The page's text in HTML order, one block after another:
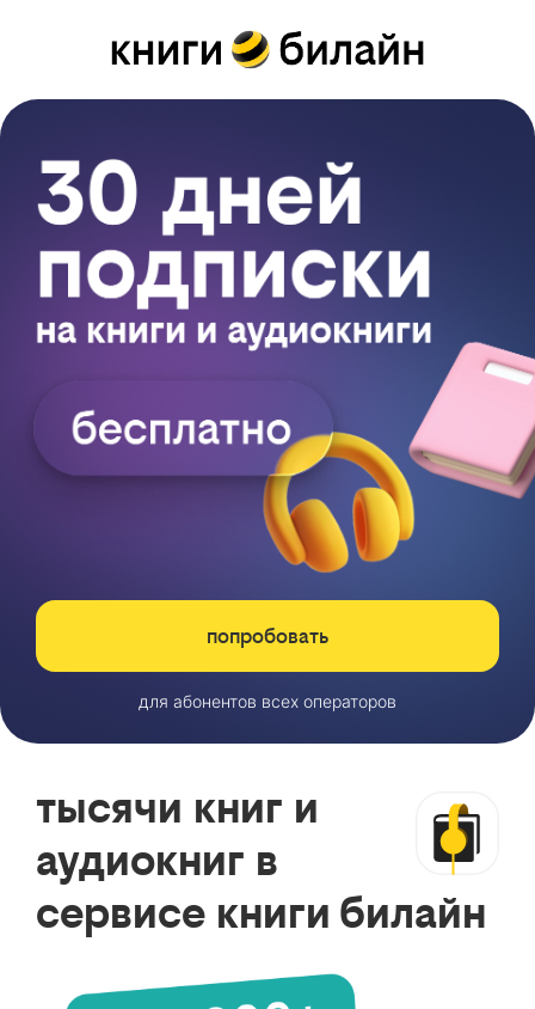
попробовать
для абонентов всех операторов
тысячи книг и
аудиокниг в
сервисе книги билайн